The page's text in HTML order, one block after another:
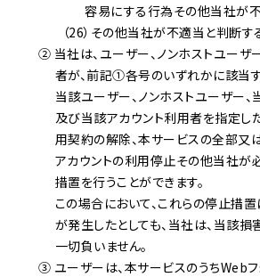
容易にする行為その他当社が
（26）その他当社が不適当と判断す
② 当社は、ユーザー、ノンホストユーザ
者が、前記①各号のいずれかに該当
当該ユーザー、ノンホストユーザー
及び当該アカウント利用者を指定し
用契約の解除、本サービスの全部又
アカウントの利用停止その他当社が
措置を行うことができます。
この場合において、これらの停止措
が発生したとしても、当社は、当該
一切負いません。
③ ユーザーは、本サービスのうちWeb